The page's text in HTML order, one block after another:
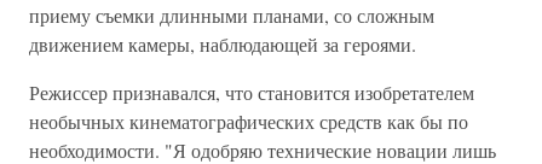
приему съемки длинными планами, со сложным
движением камеры, наблюдающей за героями.
Режиссер признавался, что становится изобретателем
необычных кинематографических средств как бы по
необходимости. "Я одобряю технические новации лишь